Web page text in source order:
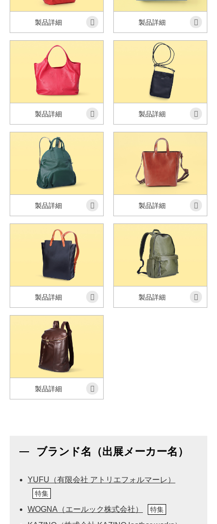
製品詳細 製品詳細
製品詳細 製品詳細
製品詳細 製品詳細
製品詳細 製品詳細
製品詳細
ブランド名（出展メーカー名）
YUFU（有限会社 アトリエフォルマーレ）
特集
WOGNA（エールック株式会社） 特集